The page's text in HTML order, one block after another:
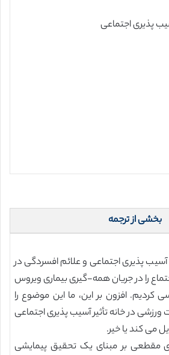
بخشی از ترجمه
پذیری اجتماعی و علائم افسردگی در
را در جریان همه-گیری بیماری ویروس
در سال 2019 بررسی کردیم. افزون بر این، ما این موضوع را
ورزشی در خانه تأثیر آسیب پذیری اجتماعی
می کند یا خیر.
مقطعی بر مبنای یک تحقیق پیمایشی